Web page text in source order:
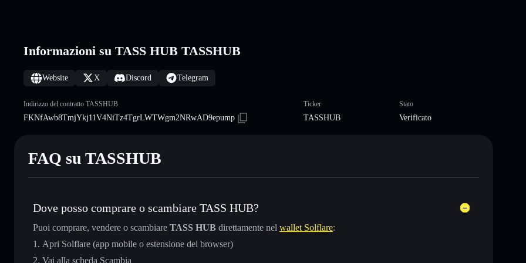
Informazioni su TASS HUB TASSHUB
Website X Discord Telegram
Indirizzo del contratto TASSHUB
FKNfAwb8TmjYkj11V4NiTz4TgrLWTWgm2NRwAD9epump
Ticker
TASSHUB
Stato
Verificato
FAQ su TASSHUB
Dove posso comprare o scambiare TASS HUB?
Puoi comprare, vendere o scambiare TASS HUB direttamente nel wallet Solflare:
Apri Solflare (app mobile o estensione del browser)
Vai alla scheda Scambia